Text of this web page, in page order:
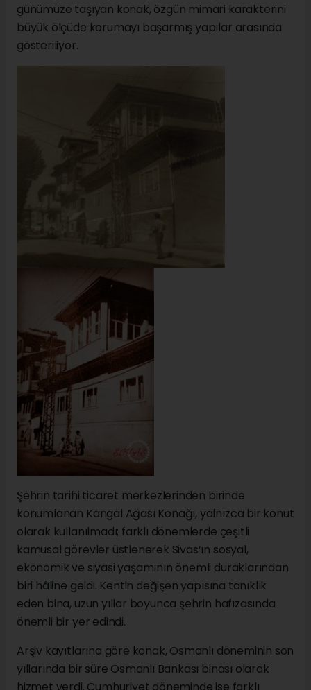
günümüze taşıyan konak, özgün mimari karakterini
büyük ölçüde korumayı başarmış yapılar arasında
gösteriliyor.
Şehrin tarihi ticaret merkezlerinden birinde
konumlanan Kangal Ağası Konağı, yalnızca bir konut
olarak kullanılmadı; farklı dönemlerde çeşitli
kamusal görevler üstlenerek Sivas’ın sosyal,
ekonomik ve siyasi yaşamının önemli duraklarından
biri hâline geldi. Kentin değişen yapısına tanıklık
eden bina, uzun yıllar boyunca şehrin hafızasında
önemli bir yer edindi.
Arşiv kayıtlarına göre konak, Osmanlı döneminin son
yıllarında bir süre Osmanlı Bankası binası olarak